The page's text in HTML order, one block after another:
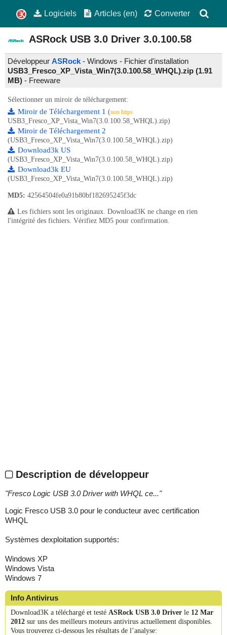
Logiciels Articles (en) Converter
ASRock USB 3.0 Driver 3.0.100.58
Développeur ASRock- Windows - Fichier d'installation
USB3_Fresco_XP_Vista_Win7(3.0.100.58_WHQL).zip (1.91
MB) - Freeware
Sélectionner un miroir de téléchargement:
Miroir de Téléchargement 1 (non https
USB3_Fresco_XP_Vista_Win7(3.0.100.58_WHQL).zip)
Miroir de Téléchargement 2
(USB3_Fresco_XP_Vista_Win7(3.0.100.58_WHQL).zip)
Download3k US
(USB3_Fresco_XP_Vista_Win7(3.0.100.58_WHQL).zip)
Download3k EU
(USB3_Fresco_XP_Vista_Win7(3.0.100.58_WHQL).zip)
MD5: 42564504fe0a91b80bf182695245f3dc
Les fichiers sont les originaux. Download3K ne change en rien
l'intégrité des fichiers. Vérifiez MD5 pour confirmation.
Description de développeur
"Fresco Logic USB 3.0 Driver with WHQL ce..."
Logic Fresco USB 3.0 pour le conducteur avec certification
WHQL
Systèmes dexploitation supportés:
Windows XP
Windows Vista
Windows 7
Info Antivirus
Download3K a téléchargé et testé ASRock USB 3.0 Driver le 12 Mar
2012 sur uns des meilleurs moteurs antivirus actuellement disponibles.
Vous trouverez ci-dessous les résultats de l’analyse: